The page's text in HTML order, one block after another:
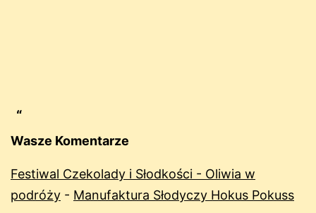
Wasze Komentarze
Festiwal Czekolady i Słodkości - Oliwia w
podróży - Manufaktura Słodyczy Hokus Pokuss